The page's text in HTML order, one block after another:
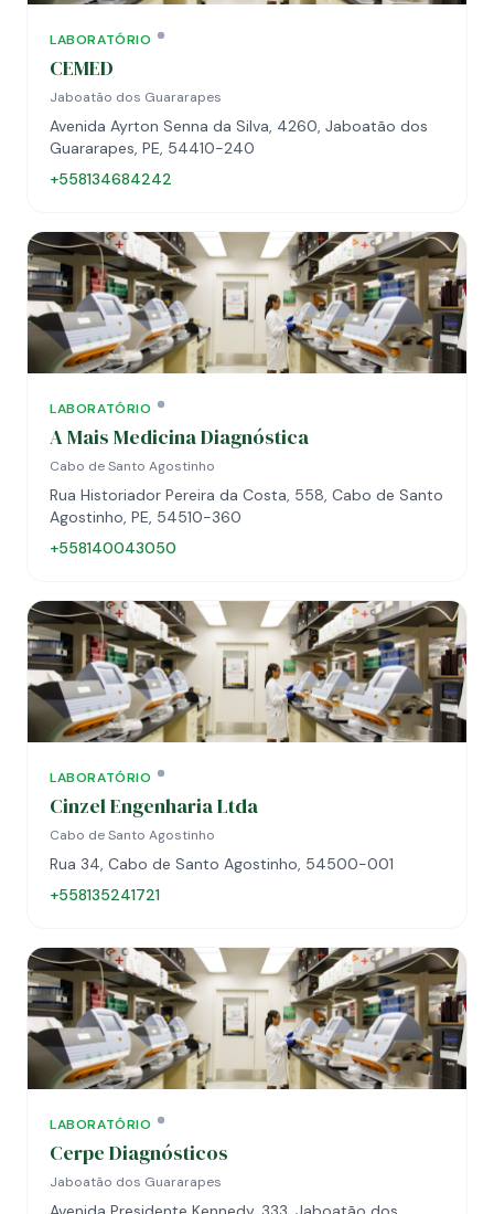
LABORATÓRIO
CEMED
Jaboatão dos Guararapes
Avenida Ayrton Senna da Silva, 4260, Jaboatão dos
Guararapes, PE, 54410-240
+558134684242
LABORATÓRIO
A Mais Medicina Diagnóstica
Cabo de Santo Agostinho
Rua Historiador Pereira da Costa, 558, Cabo de Santo
Agostinho, PE, 54510-360
+558140043050
LABORATÓRIO
Cinzel Engenharia Ltda
Cabo de Santo Agostinho
Rua 34, Cabo de Santo Agostinho, 54500-001
+558135241721
LABORATÓRIO
Cerpe Diagnósticos
Jaboatão dos Guararapes